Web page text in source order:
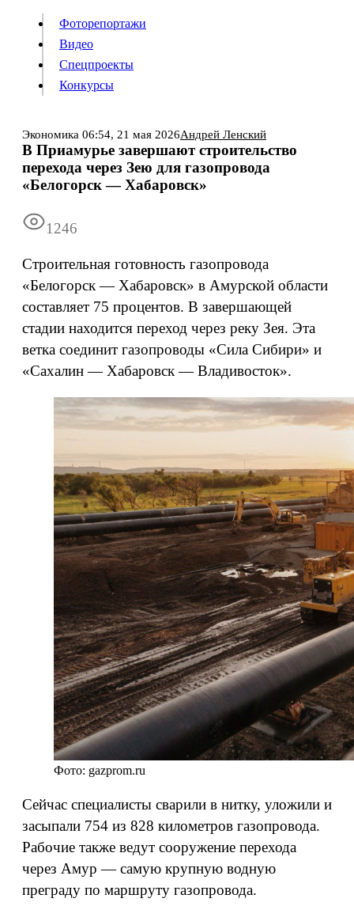
Видео
Конкурсы
Информация Подписка Реклама Все новости Архив
Фоторепортажи
Видео
Спецпроекты
Конкурсы
Экономика 06:54, 21 мая 2026Андрей Ленский
В Приамурье завершают строительство
перехода через Зею для газопровода
«Белогорск — Хабаровск»
1246
Строительная готовность газопровода
«Белогорск — Хабаровск» в Амурской области
составляет 75 процентов. В завершающей
стадии находится переход через реку Зея. Эта
ветка соединит газопроводы «Сила Сибири» и
«Сахалин — Хабаровск — Владивосток».
Фото: gazprom.ru
Сейчас специалисты сварили в нитку, уложили и
засыпали 754 из 828 километров газопровода.
Рабочие также ведут сооружение перехода
через Амур — самую крупную водную
преграду по маршруту газопровода.